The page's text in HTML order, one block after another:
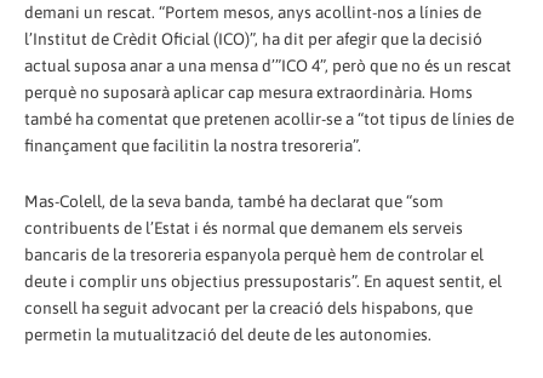
demani un rescat. “Portem mesos, anys acollint-nos a línies de
l’Institut de Crèdit Oficial (ICO)”, ha dit per afegir que la decisió
actual suposa anar a una mensa d’”ICO 4”, però que no és un rescat
perquè no suposarà aplicar cap mesura extraordinària. Homs
també ha comentat que pretenen acollir-se a “tot tipus de línies de
finançament que facilitin la nostra tresoreria”.
Mas-Colell, de la seva banda, també ha declarat que “som
contribuents de l’Estat i és normal que demanem els serveis
bancaris de la tresoreria espanyola perquè hem de controlar el
deute i complir uns objectius pressupostaris”. En aquest sentit, el
consell ha seguit advocant per la creació dels hispabons, que
permetin la mutualització del deute de les autonomies.